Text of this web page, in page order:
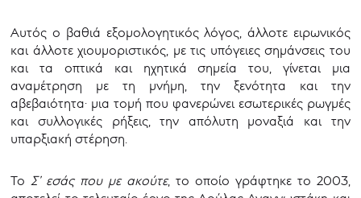
Αυτός ο βαθιά εξομολογητικός λόγος, άλλοτε ειρωνικός
και άλλοτε χιουμοριστικός, με τις υπόγειες σημάνσεις του
και τα οπτικά και ηχητικά σημεία του, γίνεται μια
αναμέτρηση με τη μνήμη, την ξενότητα και την
αβεβαιότητα· μια τομή που φανερώνει εσωτερικές ρωγμές
και συλλογικές ρήξεις, την απόλυτη μοναξιά και την
υπαρξιακή στέρηση.
ΤοΣ’ εσάς που με ακούτε, το οποίο γράφτηκε το 2003,